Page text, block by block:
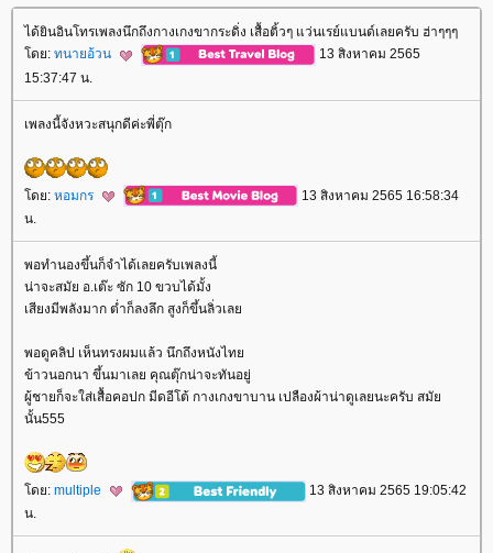
ได้ยินอินโทรเพลงนึกถึงกางเกงขากระดิ่ง เสื้อติ้วๆ แว่นเรย์แบนด์เลยครับ ฮ่าๆๆๆ
ดย: ทนายอ้วน
13 สิงหาคม 2565
15:37:47 น.
เพลงนี้จังหวะสนุกดีค่ะพี่ตุ๊ก
ดย: หอมกร
13 สิงหาคม 2565 16:58:34
น.
พอทำนองขึ้นก็จำได้เลยครับเพลงนี้
น่าจะสมัย อ.เต๊ะ ซัก 10 ขวบได้มั้ง
เสียงมีพลังมาก ต่ำก็ลงลึก สูงก็ขึ้นลิ่วเล
พอดูคลิป เห็นทรงผมแล้ว นึกถึงหนังไท
ข้าวนอกนา ขึ้นมาเลย คุณตุ๊กน่าจะทันอยู่
ผู้ชายก็จะใส่เสื้อคอปก มีดอีโต้ กางเกงขาบาน เปลืองผ้าน่าดูเลยนะครับ สมั
นั้น555
ดย: multiple
13 สิงหาคม 2565 19:05:42
น.